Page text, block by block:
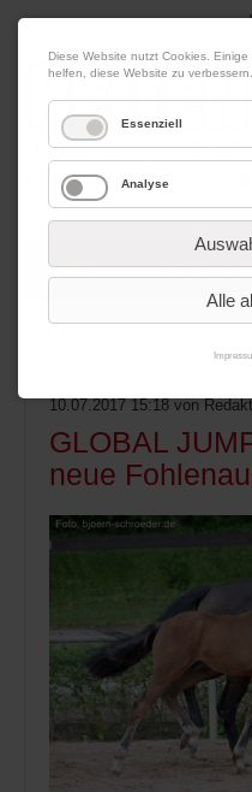
09. August 2026 Impressum
Werbung
10.07.2017 15:18 von
GLOBAL
neue
Diese Website nutzt Cookies.
helfen, diese Website zu verbessern.
Essenziell
Analyse
Alle